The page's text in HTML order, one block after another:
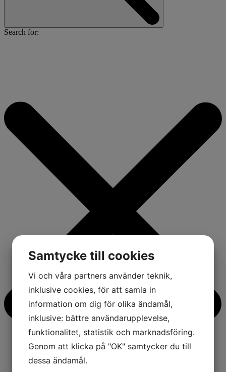
Search for:
Samtycke till cookies
Vi och våra partners använder teknik,
inklusive cookies, för att samla in
information om dig för olika ändamål,
inklusive: bättre användarupplevelse,
funktionalitet, statistik och marknadsföring.
Genom att klicka på "OK" samtycker du till
dessa ändamål.